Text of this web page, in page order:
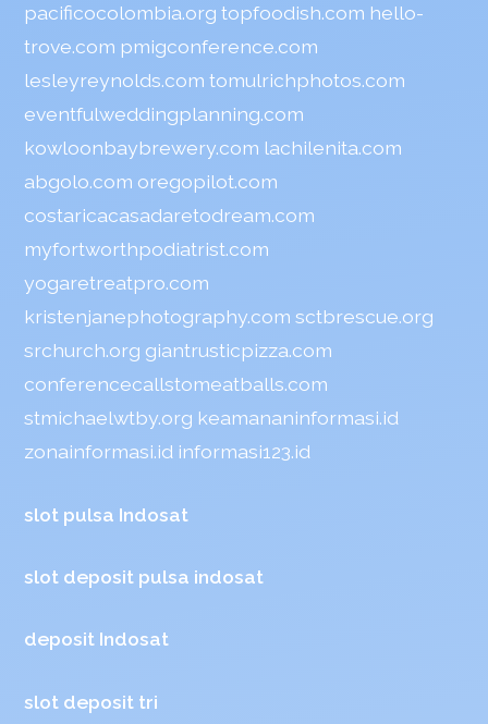
pacificocolombia.org topfoodish.com hello-
trove.com pmigconference.com
lesleyreynolds.com tomulrichphotos.com
eventfulweddingplanning.com
kowloonbaybrewery.com lachilenita.com
abgolo.com oregopilot.com
costaricacasadaretodream.com
myfortworthpodiatrist.com
yogaretreatpro.com
kristenjanephotography.com sctbrescue.org
srchurch.org giantrusticpizza.com
conferencecallstomeatballs.com
stmichaelwtby.org keamananinformasi.id
zonainformasi.id informasi123.id
slot pulsa Indosat
slot deposit pulsa indosat
deposit Indosat
slot deposit tri